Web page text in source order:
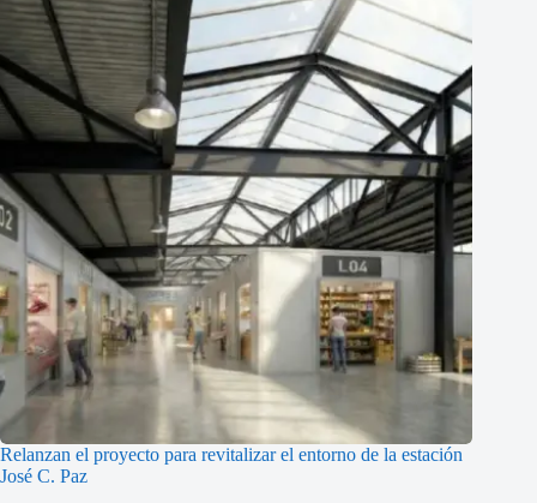
Relanzan el proyecto para revitalizar el entorno de la estación
José C. Paz